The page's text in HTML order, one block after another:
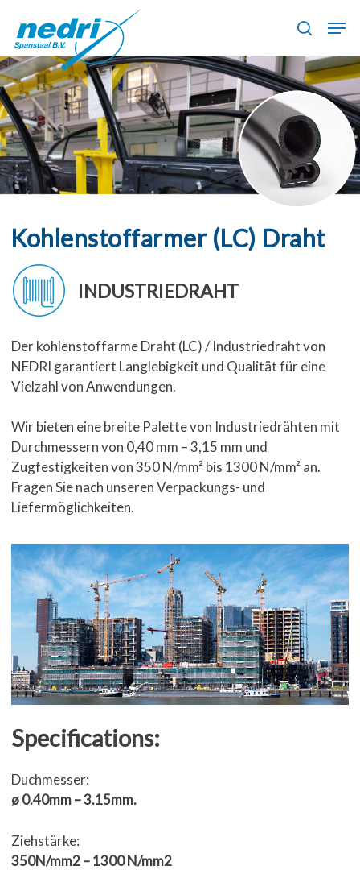
main
content
search
Kohlenstoffarmer (LC) Draht
INDUSTRIEDRAHT
Der kohlenstoffarme Draht (LC) / Industriedraht von
NEDRI garantiert Langlebigkeit und Qualität für eine
Vielzahl von Anwendungen.
Wir bieten eine breite Palette von Industriedrähten mit
Durchmessern von 0,40 mm – 3,15 mm und
Zugfestigkeiten von 350 N/mm² bis 1300 N/mm² an.
Fragen Sie nach unseren Verpackungs- und
Liefermöglichkeiten.
Specifications:
Duchmesser:
ø 0.40mm – 3.15mm.
Ziehstärke:
350N/mm2 – 1300 N/mm2